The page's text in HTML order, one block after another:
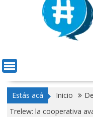
Estás acá Inicio
Trelew: la cooperativa